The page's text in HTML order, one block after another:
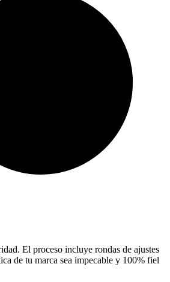
El proceso incluye rondas de ajustes
de tu marca sea impecable y 100% fiel